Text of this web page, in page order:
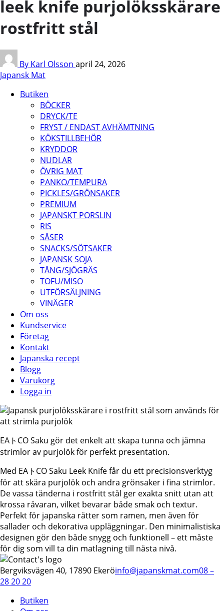
leek knife purjolöksskärare
rostfritt stål
By Karl Olsson april 24, 2026
Japansk Mat
Butiken
BÖCKER
DRYCK/TE
FRYST / ENDAST AVHÄMTNING
KÖKSTILLBEHÖR
KRYDDOR
NUDLAR
ÖVRIG MAT
PANKO/TEMPURA
PICKLES/GRÖNSAKER
PREMIUM
JAPANSKT PORSLIN
RIS
SÅSER
SNACKS/SÖTSAKER
JAPANSK SOJA
TÅNG/SJÖGRÄS
TOFU/MISO
UTFÖRSÄLJNING
VINÄGER
Om oss
Kundservice
Företag
Kontakt
Japanska recept
Blogg
Varukorg
Logga in
EAトCO Saku gör det enkelt att skapa tunna och jämna
strimlor av purjolök för perfekt presentation.
Med EAトCO Saku Leek Knife får du ett precisionsverktyg
för att skära purjolök och andra grönsaker i fina strimlor.
De vassa tänderna i rostfritt stål ger exakta snitt utan att
krossa råvaran, vilket bevarar både smak och textur.
Perfekt för japanska rätter som ramen, men även för
sallader och dekorativa uppläggningar. Den minimalistiska
designen gör den både snygg och funktionell – ett måste
för dig som vill ta din matlagning till nästa nivå.
Bergviksvägen 40, 17890 Ekeröinfo@japanskmat.com08 –
28 20 20
Butiken